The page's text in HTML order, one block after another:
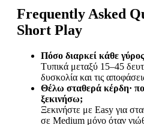
Frequently Asked
Short Play
Πόσο διαρκεί κάθε
Τυπικά μεταξύ 15–45
δυσκολία και τις
Θέλω σταθερά κέρδη·
ξεκινήσω;
Ξεκινήστε με Easy για
σε Medium μόνο όταν